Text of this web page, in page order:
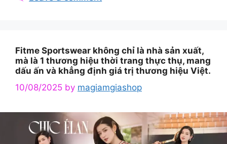
Fitme Sportswear không chỉ là nhà sản xuất,
mà là 1 thương hiệu thời trang thực thụ, mang
dấu ấn và khẳng định giá trị thương hiệu Việt.
10/08/2025 by magiamgiashop